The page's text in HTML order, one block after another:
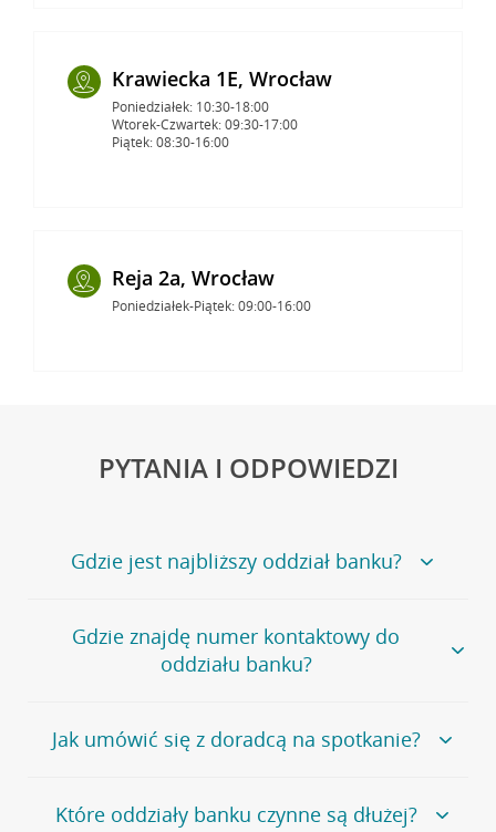
Krawiecka 1E, Wrocław
Poniedziałek: 10:30-18:00
Wtorek-Czwartek: 09:30-17:00
Piątek: 08:30-16:00
Reja 2a, Wrocław
Poniedziałek-Piątek: 09:00-16:00
PYTANIA I ODPOWIEDZI
Gdzie jest najbliższy oddział banku?
Jeśli szukasz oddziału naszego banku, zapraszamy na
stronęPlacówki i bankomaty, na której znajduje się
wygodna wyszukiwarka.
oddziałów
Gdzie znajdę numer kontaktowy do
oddziału banku?
Bank Credit Agricole nie udostępnia ogólnego numeru
telefonu do placówki bankowej.
umówienia się z doradcą w placówce bankowej .
Jak umówić się z doradcą na spotkanie?
Jeśli jesteś już naszym
klientemmożeszsamodzielnieumówić się na spotkanie z
Które oddziały banku czynne są dłużej?